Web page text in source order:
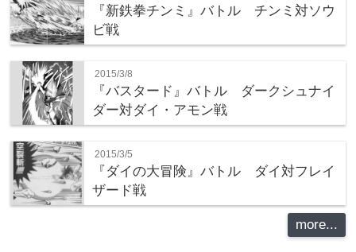
『新鉄拳チンミ』バトル チンミ対ソウ
ビ戦
2015/3/8
『バスタード』バトル ダークシュナイ
ダー対ダイ・アモン戦
2015/3/5
『ダイの大冒険』バトル ダイ対フレイ
ザード戦
more...